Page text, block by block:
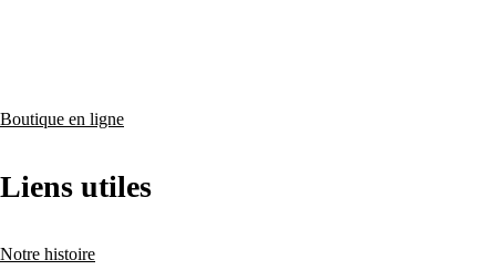
Boutique en ligne
Liens utiles
Notre histoire